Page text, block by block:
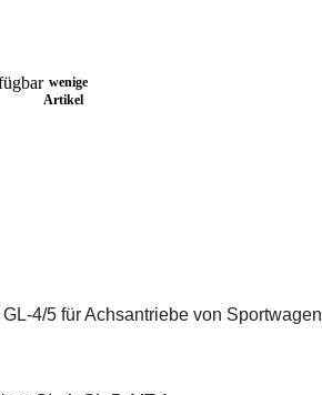
wenige
Artikel
4/5 für Achsantriebe von Sportwagen